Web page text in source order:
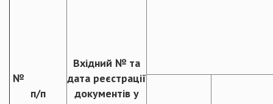
№
п/п
Вхідний № та
дата реєстрації
документів у